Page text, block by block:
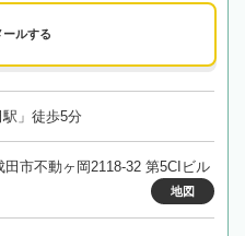
ールする
」徒歩5分
田市不動ヶ岡2118-32 第5CIビル
地図